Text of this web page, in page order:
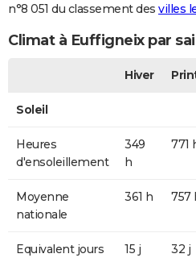
n°8 051 du classement des villes
Climat à Euffigneix par
Hiver
Soleil
Heures
d'ensoleillement
349
h
771
Moyenne
nationale
361 h 757
Equivalent jours
15 j 32 j